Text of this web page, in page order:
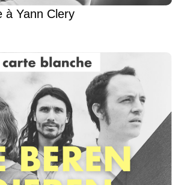
à Yann Clery